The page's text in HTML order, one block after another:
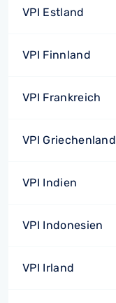
VPI Estland
VPI Finnland
VPI Frankreich
VPI Griechenland
VPI Indien
VPI Indonesien
VPI Irland